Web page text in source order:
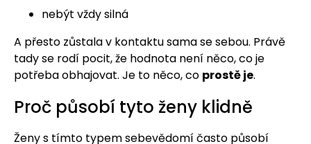
nebýt vždy silná
A přesto zůstala v kontaktu sama se sebou. Právě
tady se rodí pocit, že hodnota není něco, co je
potřeba obhajovat. Je to něco, co prostě je.
Proč působí tyto ženy klidně
Ženy s tímto typem sebevědomí často působí